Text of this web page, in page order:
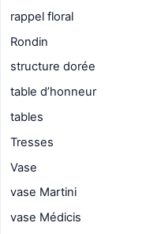
rappel floral
Rondin
structure dorée
table d’honneur
tables
Tresses
Vase
vase Martini
vase Médicis